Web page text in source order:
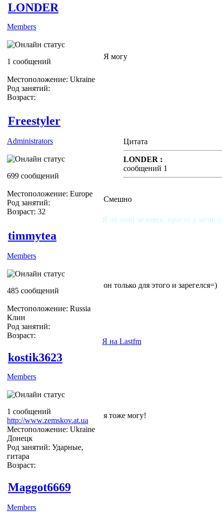
LONDER
Members
1 сообщений
Местоположение: Ukraine
Род занятий:
Возраст:
Я могу
Freestyler
Administrators
699 сообщений
Местоположение: Europe
Род занятий:
Возраст: 32
Цитата
LONDER :
сообщений 1
Смешно
Я не злой человек, просто у меня
timmytea
Members
485 сообщений
Местоположение: Russia
Клин
Род занятий:
Возраст:
он только для этого и зарегелся=)
Я на Lastfm
kostik3623
Members
1 сообщений
http://www.zemskov.at.ua
Местоположение: Ukraine
Донецк
Род занятий: Ударные,
гитара
Возраст:
я тоже могу!
Maggot6669
Members